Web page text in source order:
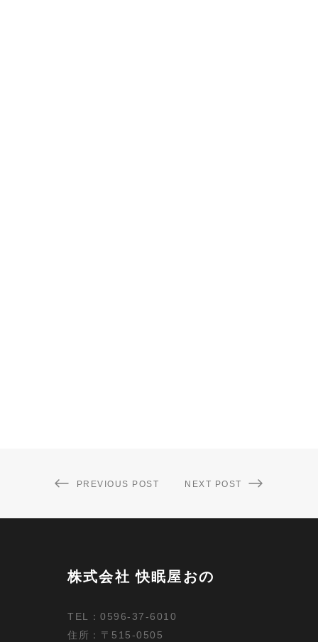
PREVIOUS POST NEXT POST
株式会社 快眠屋おの
TEL：0596-37-6010
住所：〒515-0505